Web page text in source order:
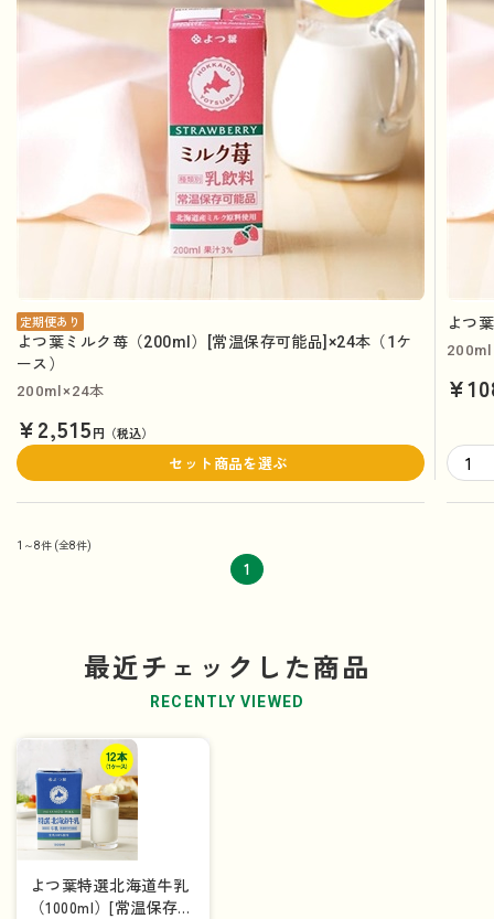
定期便あり
よつ葉ミルク苺（200ml）[常温保存可能品]×24本（1ケ
ース）
200ml×24本
¥2,515円（税込）
セット商品を選ぶ
よつ
200ml
1～8件 (全8件)
1
最近チェックした商品
RECENTLY VIEWED
よつ葉特選北海道牛乳
（1000ml）[常温保存可